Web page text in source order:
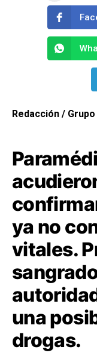
Redacción /
ya no
vitales.
una
drogas.